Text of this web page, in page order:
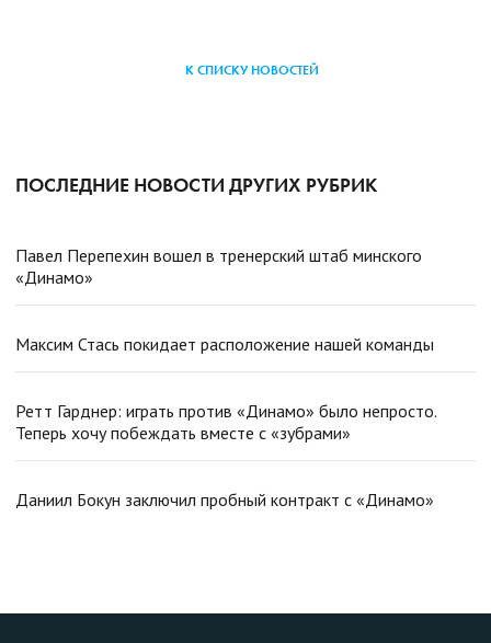
К СПИСКУ НОВОСТЕЙ
ПОСЛЕДНИЕ НОВОСТИ ДРУГИХ РУБРИК
Павел Перепехин вошел в тренерский штаб минского
«Динамо»
Максим Стась покидает расположение нашей команды
Ретт Гарднер: играть против «Динамо» было непросто.
Теперь хочу побеждать вместе с «зубрами»
Даниил Бокун заключил пробный контракт с «Динамо»